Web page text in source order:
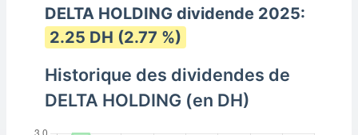
contrats-programmes, de reportings mensuels et
d'audit. En 2013, Delta Holding a élargi son offre,
afin de devenir un acteur majeur dans la chaîne de
principalement l’énergie solaire dans le Royaume.
DELTA HOLDING dividende 2025:
2.25 DH (2.77 %)
Historique des dividendes de
DELTA HOLDING (en DH)